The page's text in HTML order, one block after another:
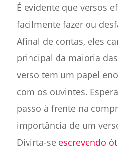
É evidente que versos
facilmente fazer ou
Afinal de contas, eles
principal da maioria
verso tem um papel
com os ouvintes.
passo à frente na
importância de um
Divirta-se escrevendo